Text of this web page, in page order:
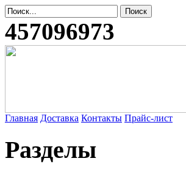
457096973
Главная Доставка Контакты Прайс-лист
Разделы